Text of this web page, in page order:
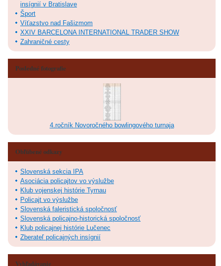
insígnií v Bratislave
Šport
Víťazstvo nad Fašizmom
XXIV BARCELONA INTERNATIONAL TRADER SHOW
Zahraničné cesty
Posledné fotografie
4.ročník Novoročného bowlingového turnaja
Obľúbené odkazy
Slovenská sekcia IPA
Asociácia policajtov vo výslužbe
Klub vojenskej histórie Tyrnau
Policajt vo výslužbe
Slovenská faleristická spoločnosť
Slovenská policajno-historická spoločnosť
Klub policajnej histórie Lučenec
Zberateľ policajných insígnií
Vyhľadávanie